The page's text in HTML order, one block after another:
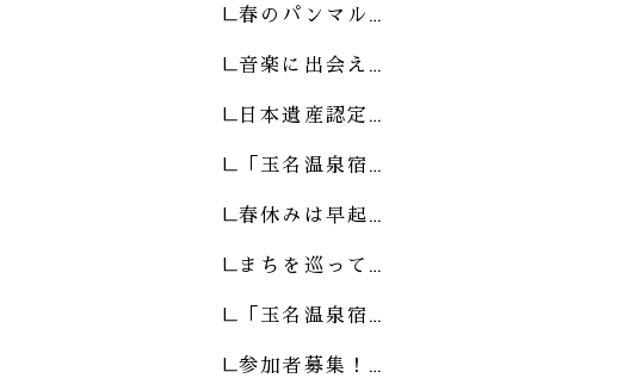
春のパンマル…
音楽に出会え…
日本遺産認定…
「玉名温泉宿…
春休みは早起…
まちを巡って…
「玉名温泉宿…
参加者募集！…